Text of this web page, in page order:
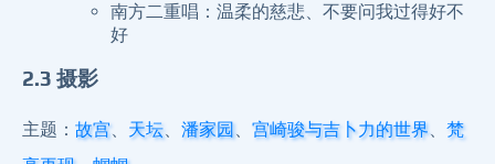
南方二重唱：温柔的慈悲、不要问我过得好不
好
2.3 摄影
主题： 故宫、 天坛、 潘家园、 宫崎骏与吉卜力的世界、
梵